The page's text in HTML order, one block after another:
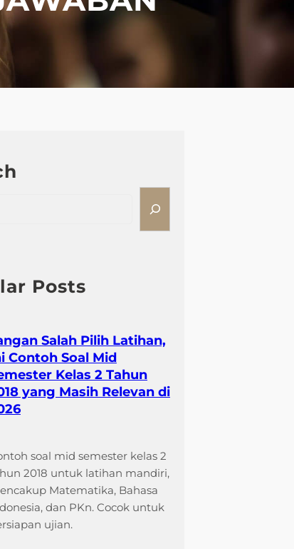
Posts
Salah Pilih Latihan,
Contoh Soal Mid
Kelas 2 Tahun
yang Masih Relevan di
soal mid semester kelas 2
2018 untuk latihan mandiri,
Matematika, Bahasa
dan PKn. Cocok untuk
ujian.